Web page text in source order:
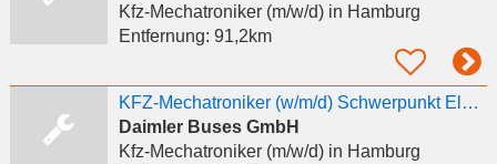
Kfz-Mechatroniker (m/w/d)in Hamburg
Entfernung: 91,2km
KFZ-Mechatroniker (w/m/d) Schwerpunkt Elektrik/Mechanik für Nutzfahrzeugtechnik, Daimler Buses
Daimler Buses GmbH
Kfz-Mechatroniker (m/w/d)in Hamburg